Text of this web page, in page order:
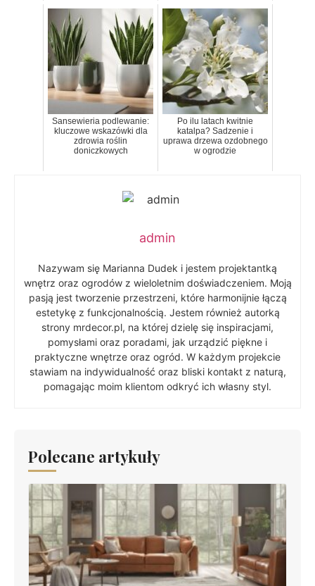
Sansewieria podlewanie:
kluczowe wskazówki dla
zdrowia roślin
doniczkowych
Po ilu latach kwitnie
katalpa? Sadzenie i
uprawa drzewa ozdobnego
w ogrodzie
admin
Nazywam się Marianna Dudek i jestem projektantką
wnętrz oraz ogrodów z wieloletnim doświadczeniem. Moją
pasją jest tworzenie przestrzeni, które harmonijnie łączą
estetykę z funkcjonalnością. Jestem również autorką
strony mrdecor.pl, na której dzielę się inspiracjami,
pomysłami oraz poradami, jak urządzić piękne i
praktyczne wnętrze oraz ogród. W każdym projekcie
stawiam na indywidualność oraz bliski kontakt z naturą,
pomagając moim klientom odkryć ich własny styl.
Polecane artykuły